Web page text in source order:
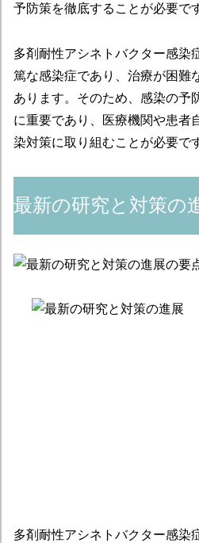
予防策を徹底することが必要で
多剤耐性アシネトバクター感染
篤な感染症であり、治療が困難
あります。そのため、感染の予
に重要であり、医療機関や患者
染対策に取り組むことが必要で
最新の研究と対策の
多剤耐性アシネトバクター感染